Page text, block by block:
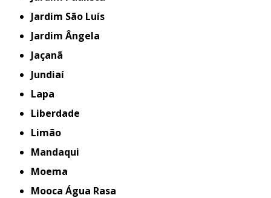
Jardim São Luís
Jardim Ângela
Jaçanã
Jundiaí
Lapa
Liberdade
Limão
Mandaqui
Moema
Mooca Água Rasa